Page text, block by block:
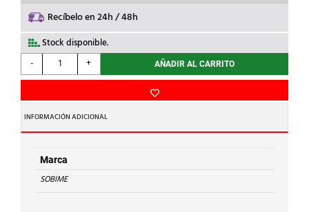
Recíbelo en 24h / 48h
Stock disponible.
-
SOBIME
-
LT
CONT.ROSCA
M-
M
3/8
cantidad
+ AÑADIR AL CARRITO
INFORMACIÓN ADICIONAL
Marca
SOBIME